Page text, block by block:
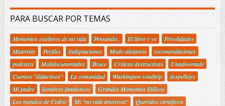
PARA BUSCAR POR TEMAS
Momentos estelares de mi vida Pensando.. El libro y yo
Frivolidades
Maternity
Perfiles Indignaciones Modo aleatorio
recomendaciones
podcasts
Molidocumentales Bruce Criticas destructivas
Unadocenade
Cuentos "didactivos"
La comunidad Washington roadtrip
despellejes
Mi padre
hombres fantásticos
Grandes Momentos Etílicos
Los mundos de Cedric
Mi "no vida amorosa"
Queridos científicos